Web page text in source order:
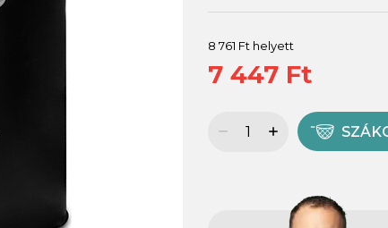
8 761 Ft helyett
7 447 Ft